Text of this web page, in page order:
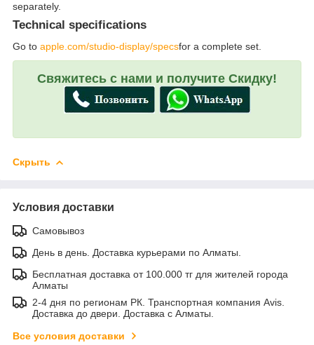
separately.
Technical specifications
Go to apple.com/studio-display/specsfor a complete set.
Свяжитесь с нами и получите Скидку!
Скрыть
Условия доставки
Самовывоз
День в день. Доставка курьерами по Алматы.
Бесплатная доставка от 100.000 тг для жителей города
Алматы
2-4 дня по регионам РК. Транспортная компания Avis.
Доставка до двери. Доставка с Алматы.
Все условия доставки